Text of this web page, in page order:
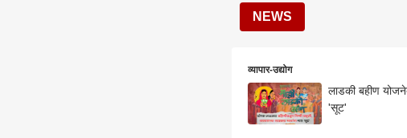
NEWS
व्यापार-उद्योग
लाडकी बहीण
'सूट'